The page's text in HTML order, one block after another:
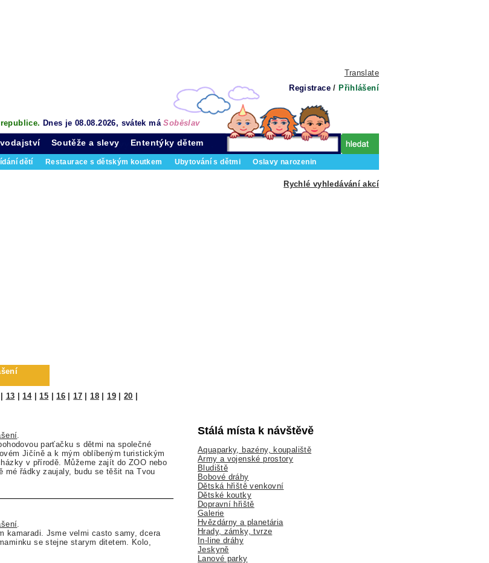
Translate
Registrace / Přihlášení
Dnes je 08.08.2026, svátek máSoběslav
dětí Restaurace s dětským koutkem Ubytování s dětmi Oslavy narozenin
Soutěže a slevy Ententýky dětem
Rychlé vyhledávání akcí
13 |14|15 |16 |17 |18|19|20
parťačku s dětmi na společné
Jičíně a k mým oblíbeným turistickým
v přírodě. Můžeme zajít do ZOO nebo
mé řádky zaujaly, budu se těšit na Tvou
kamaradi. Jsme velmi casto samy, dcera
se stejne starym ditetem. Kolo,
Stálá místa k návštěvě
Aquaparky, bazény, koupaliště
Army a vojenské prostory
Bludiště
Bobové dráhy
Dětská hřiště venkovní
Dětské koutky
Dopravní hřiště
Galerie
Hvězdárny a planetária
Hrady, zámky, tvrze
In-line dráhy
Jeskyně
Lanové parky